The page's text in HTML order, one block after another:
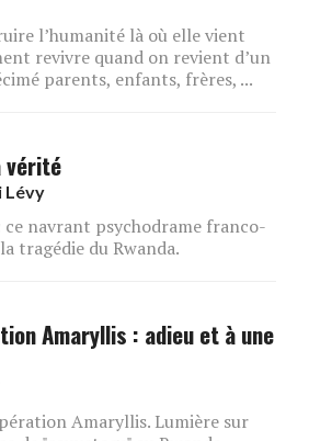
l’humanité là où elle vient
revivre quand on revient d’un
parents, enfants, frères, ...
vérité
Lévy
navrant psychodrame franco-
tragédie du Rwanda.
Amaryllis : adieu et à une
Amaryllis. Lumière sur